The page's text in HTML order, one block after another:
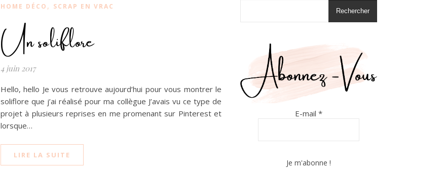
HOME DÉCO , SCRAP EN VRAC
Un soliflore
4 juin 2017
Hello, hello Je vous retrouve aujourd’hui pour vous montrer le
soliflore que j’ai réalisé pour ma collègue J’avais vu ce type de
projet à plusieurs reprises en me promenant sur Pinterest et
lorsque…
LIRE LA SUITE
Rechercher
E-mail *